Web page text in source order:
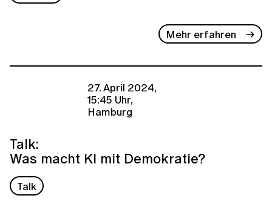
Mehr erfahren
27. April 2024,
15:45 Uhr,
Hamburg
Talk:
Was macht KI mit Demokratie?
Talk